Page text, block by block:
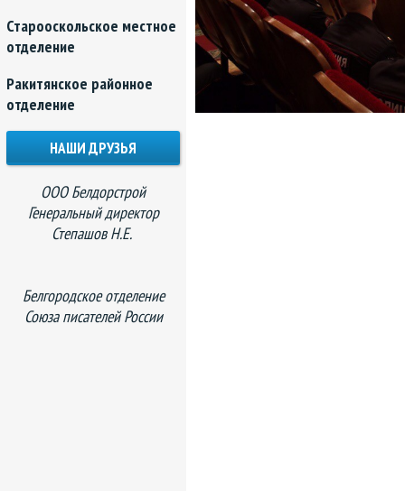
Старооскольское местное
отделение
Ракитянское районное
отделение
НАШИ ДРУЗЬЯ
ООО Белдорстрой
Генеральный директор
Степашов Н.Е.
Белгородское отделение
Союза писателей России